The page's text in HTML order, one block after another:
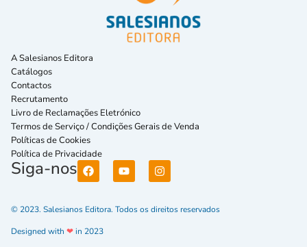
A Salesianos Editora
Catálogos
Contactos
Recrutamento
Livro de Reclamações Eletrónico
Termos de Serviço / Condições Gerais de Venda
Políticas de Cookies
Política de Privacidade
Siga-nos
© 2023. Salesianos Editora. Todos os direitos reservados
Designed with ❤in 2023